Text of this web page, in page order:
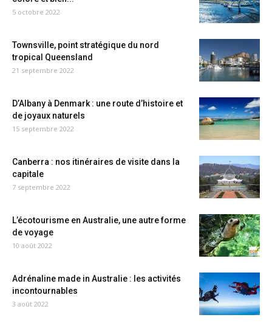
5 octobre 2022
Townsville, point stratégique du nord
tropical Queensland
21 septembre 2022
D’Albany à Denmark : une route d’histoire et
de joyaux naturels
15 septembre 2022
Canberra : nos itinéraires de visite dans la
capitale
7 septembre 2022
L’écotourisme en Australie, une autre forme
de voyage
10 août 2022
Adrénaline made in Australie : les activités
incontournables
3 août 2022